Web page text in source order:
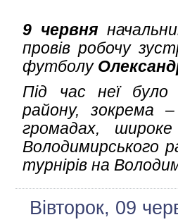
9 червня
провів робочу
футболу
Під час неї було
району, зокрема
громадах,
Володимирського
турнірів на
Вівторок, 09